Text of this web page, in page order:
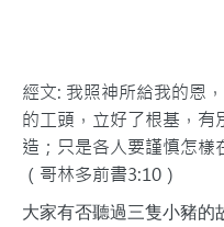
經文: 我照神所給我的恩
的工頭，立好了根基，有
造；只是各人要謹慎怎樣
（哥林多前書3:10）
大家有否聽過三隻小豬的